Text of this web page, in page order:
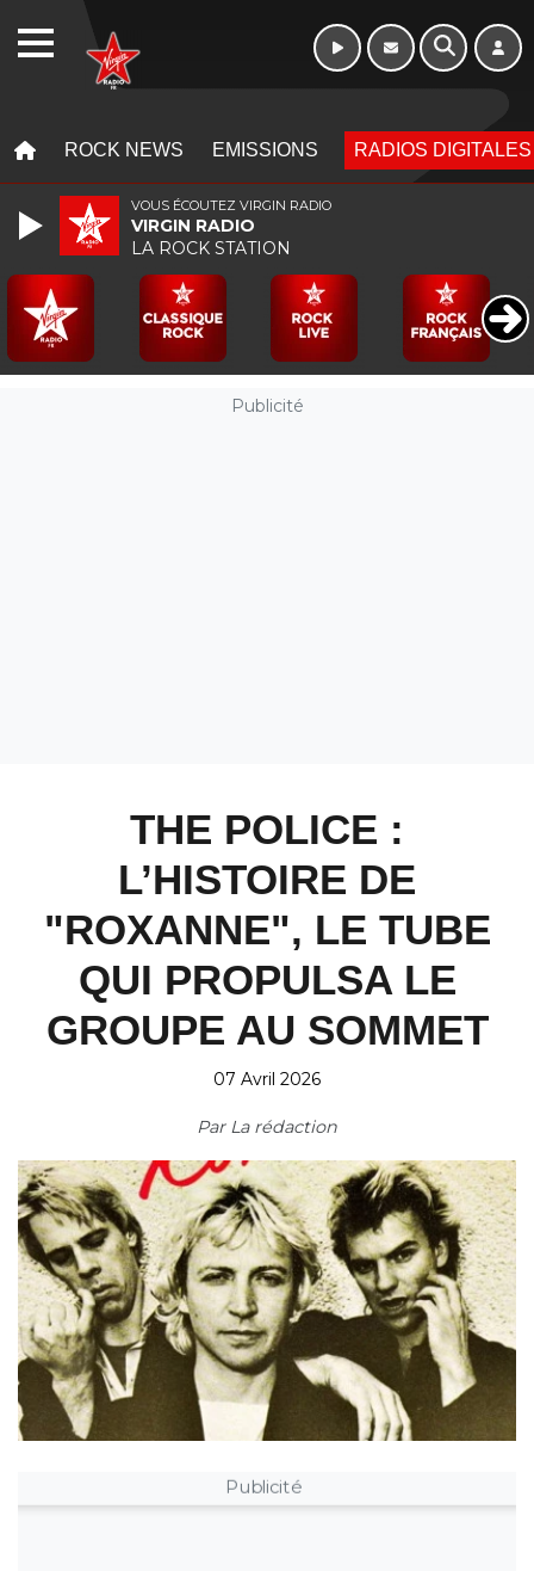
ROCK NEWS EMISSIONS RADIOS DIGITALES
Publicité
THE POLICE :
L’HISTOIRE DE
"ROXANNE", LE TUBE
QUI PROPULSA LE
GROUPE AU SOMMET
07 Avril 2026
Par La rédaction
Publicité
VOUS ÉCOUTEZ VIRGIN RADIO
VIRGIN RADIO
LA ROCK STATION
WEBRADIO 10h - 13h